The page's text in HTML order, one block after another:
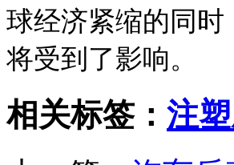
球经济紧缩的同
将受到了影响。
相关标签： 注